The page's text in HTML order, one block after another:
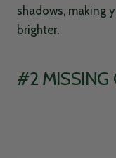
shadows, making
brighter.
#2 MISSING